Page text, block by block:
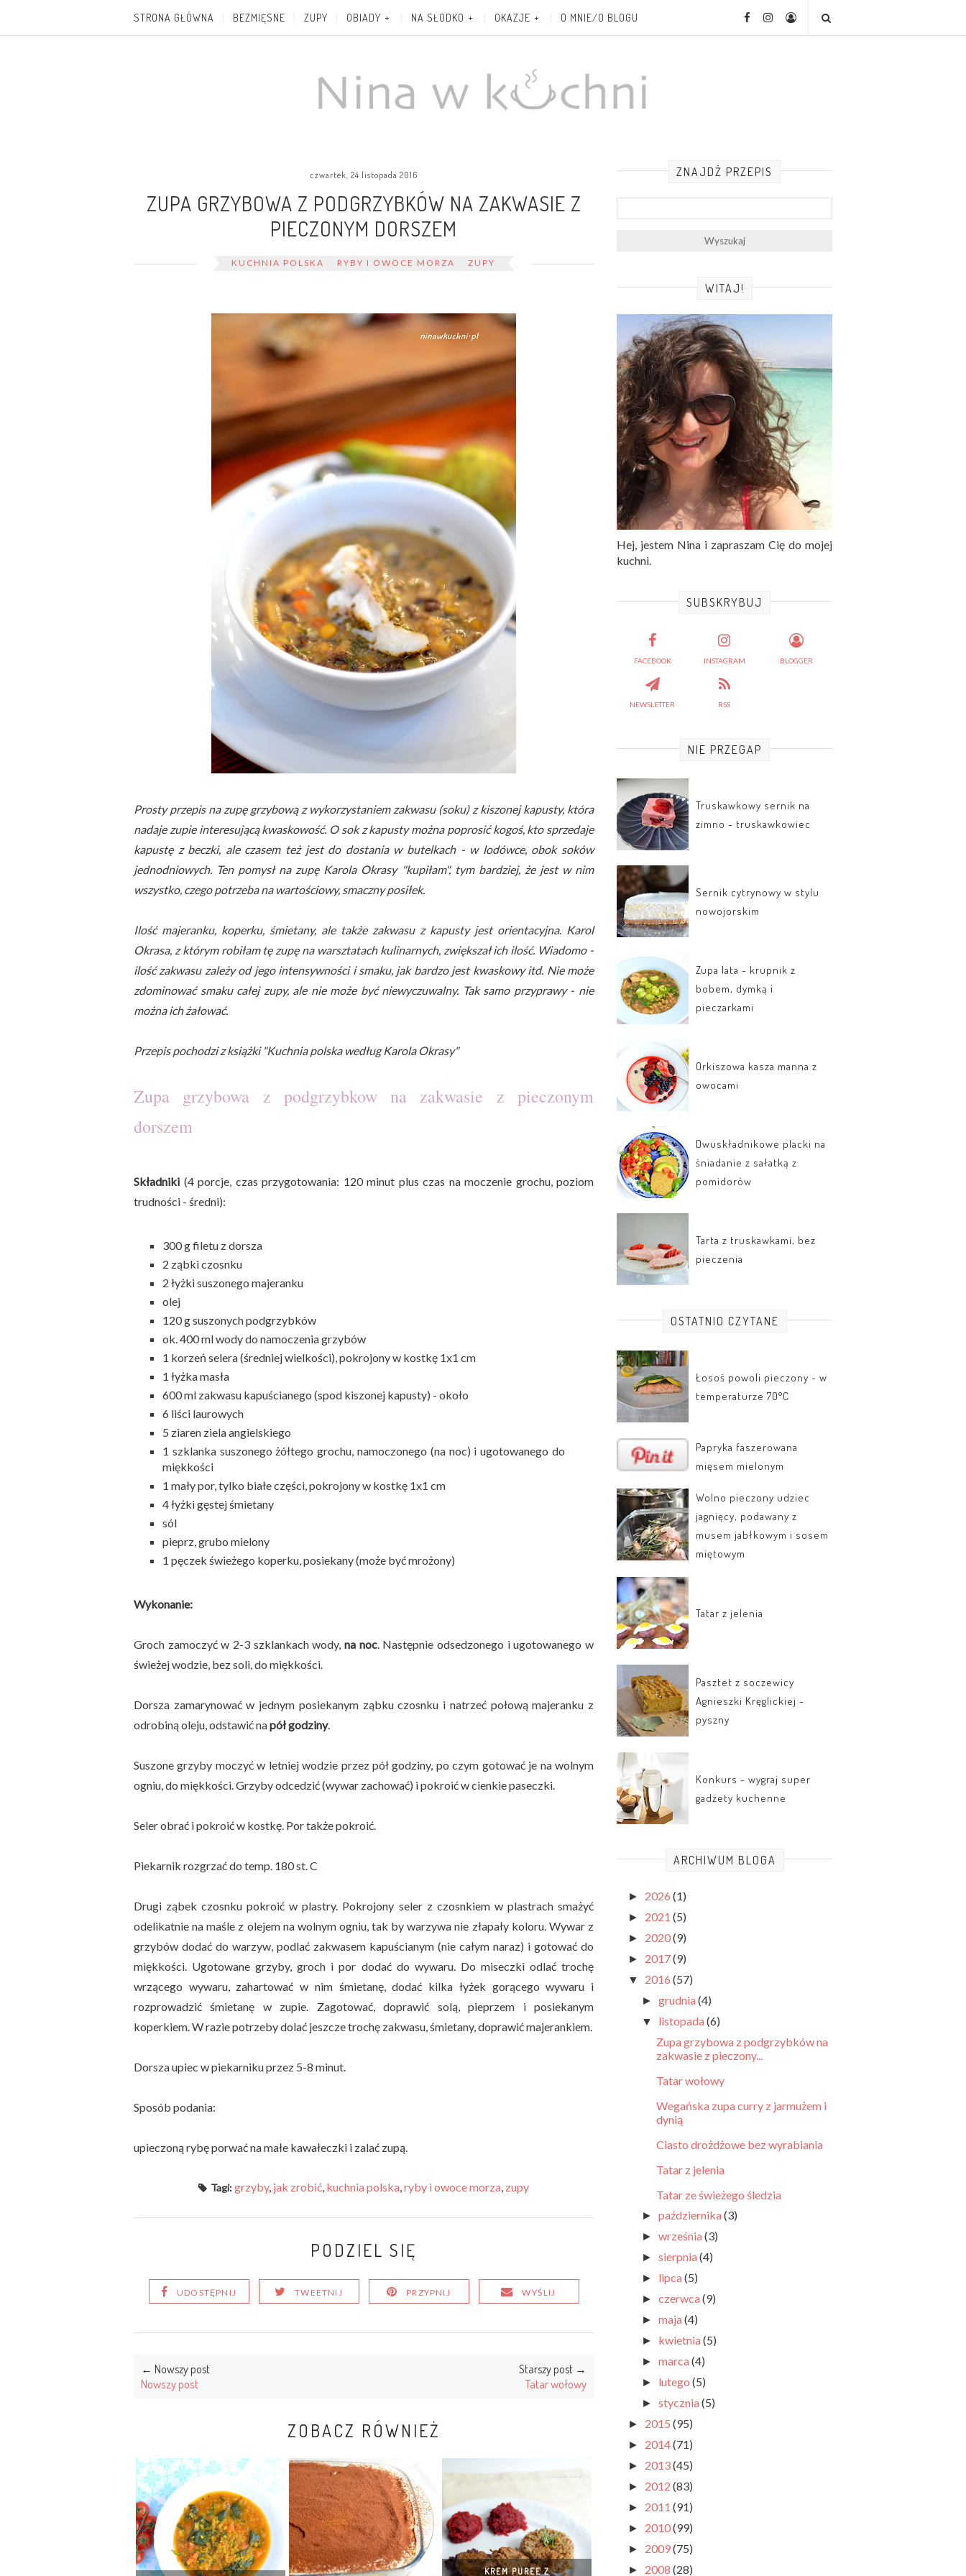
STRONA GŁÓWNA BEZMIĘSNE ZUPY OBIADY NA SŁODKO OKAZJE O MNIE/O BLOGU
czwartek, 24 listopada 2016
ZUPA GRZYBOWA Z PODGRZYBKÓW NA ZAKWASIE Z
PIECZONYM DORSZEM
KUCHNIA POLSKA RYBY I OWOCE MORZA ZUPY
Prosty przepis na zupę grzybową z wykorzystaniem zakwasu (soku) z kiszonej kapusty, która
nadaje zupie interesującą kwaskowość. O sok z kapusty można poprosić kogoś, kto sprzedaje
kapustę z beczki, ale czasem też jest do dostania w butelkach - w lodówce, obok soków
jednodniowych. Ten pomysł na zupę Karola Okrasy "kupiłam", tym bardziej, że jest w nim
wszystko, czego potrzeba na wartościowy, smaczny posiłek.
Ilość majeranku, koperku, śmietany, ale także zakwasu z kapusty jest orientacyjna. Karol
Okrasa, z którym robiłam tę zupę na warsztatach kulinarnych, zwiększał ich ilość. Wiadomo -
ilość zakwasu zależy od jego intensywności i smaku, jak bardzo jest kwaskowy itd. Nie może
zdominować smaku całej zupy, ale nie może być niewyczuwalny. Tak samo przyprawy - nie
można ich żałować.
Przepis pochodzi z książki "Kuchnia polska według Karola Okrasy"
Zupa grzybowa z podgrzybkow na zakwasie z pieczonym
dorszem
Składniki (4 porcje, czas przygotowania: 120 minut plus czas na moczenie grochu, poziom
trudności - średni):
300 g filetu z dorsza
2 ząbki czosnku
2 łyżki suszonego majeranku
olej
120 g suszonych podgrzybków
ok. 400 ml wody do namoczenia grzybów
1 korzeń selera (średniej wielkości), pokrojony w kostkę 1x1 cm
1 łyżka masła
600 ml zakwasu kapuścianego (spod kiszonej kapusty) - około
6 liści laurowych
5 ziaren ziela angielskiego
1 szklanka suszonego żółtego grochu, namoczonego (na noc) i ugotowanego do
miękkości
1 mały por, tylko białe części, pokrojony w kostkę 1x1 cm
4 łyżki gęstej śmietany
sól
pieprz, grubo mielony
1 pęczek świeżego koperku, posiekany (może być mrożony)
Wykonanie:
Groch zamoczyć w 2-3 szklankach wody, na noc. Następnie odsedzonego i ugotowanego w
świeżej wodzie, bez soli, do miękkości.
Dorsza zamarynować w jednym posiekanym ząbku czosnku i natrzeć połową majeranku z
odrobiną oleju, odstawić napół godziny.
Suszone grzyby moczyć w letniej wodzie przez pół godziny, po czym gotować je na wolnym
ogniu, do miękkości. Grzyby odcedzić (wywar zachować) i pokroić w cienkie paseczki.
Seler obrać i pokroić w kostkę. Por także pokroić.
Piekarnik rozgrzać do temp. 180 st. C
Drugi ząbek czosnku pokroić w plastry. Pokrojony seler z czosnkiem w plastrach smażyć
odelikatnie na maśle z olejem na wolnym ogniu, tak by warzywa nie złapały koloru. Wywar z
grzybów dodać do warzyw, podlać zakwasem kapuścianym (nie całym naraz) i gotować do
miękkości. Ugotowane grzyby, groch i por dodać do wywaru. Do miseczki odlać trochę
wrzącego wywaru, zahartować w nim śmietanę, dodać kilka łyżek gorącego wywaru i
rozprowadzić śmietanę w zupie. Zagotować, doprawić solą, pieprzem i posiekanym
koperkiem. W razie potrzeby dolać jeszcze trochę zakwasu, śmietany, doprawić majerankiem.
Dorsza upiec w piekarniku przez 5-8 minut.
Sposób podania:
upieczoną rybę porwać na małe kawałeczki i zalać zupą.
Tagi:grzyby, jak zrobić, kuchnia polska,ryby i owoce morza, zupy
PODZIEL SIĘ
UDOSTĘPNIJ TWEETNIJ PRZYPNIJ WYŚLIJ
← Nowszy post
Nowszy post
Starszy post →
Tatar wołowy
ZOBACZ RÓWNIEŻ
KREM PUREE Z
ZNAJDŹ PRZEPIS
WITAJ!
Hej, jestem Nina i zapraszam Cię do mojej
kuchni.
SUBSKRYBUJ
FACEBOOK INSTAGRAM BLOGGER
NEWSLETTER RSS
NIE PRZEGAP
Truskawkowy sernik na
zimno - truskawkowiec
Sernik cytrynowy w stylu
nowojorskim
Zupa lata - krupnik z
bobem, dymką i
pieczarkami
Orkiszowa kasza manna z
owocami
Dwuskładnikowe placki na
śniadanie z sałatką z
pomidorów
Tarta z truskawkami, bez
pieczenia
OSTATNIO CZYTANE
Łosoś powoli pieczony - w
temperaturze 70°C
Papryka faszerowana
mięsem mielonym
Wolno pieczony udziec
jagnięcy, podawany z
musem jabłkowym i sosem
miętowym
Tatar z jelenia
Pasztet z soczewicy
Agnieszki Kręglickiej -
pyszny
Konkurs - wygraj super
gadżety kuchenne
ARCHIWUM BLOGA
► 2026 (1)
► 2021 (5)
► 2020(9)
► 2017(9)
▼ 2016 (57)
►grudnia(4)
▼ listopada(6)
Zupa grzybowa z podgrzybków na
zakwasie z pieczony...
Tatar wołowy
Wegańska zupa curry z jarmużem i
dynią
Ciasto drożdżowe bez wyrabiania
Tatar z jelenia
Tatar ze świeżego śledzia
►października(3)
►września(3)
►sierpnia(4)
► lipca(5)
►czerwca(9)
►maja(4)
► kwietnia(5)
►marca(4)
► lutego(5)
►stycznia(5)
► 2015 (95)
► 2014(71)
► 2013(45)
► 2012 (83)
► 2011 (91)
► 2010(99)
► 2009(75)
► 2008 (28)